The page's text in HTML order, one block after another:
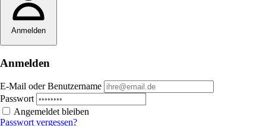
Anmelden
Anmelden
E-Mail oder Benutzername
Passwort
Angemeldet bleiben
Passwort vergessen?